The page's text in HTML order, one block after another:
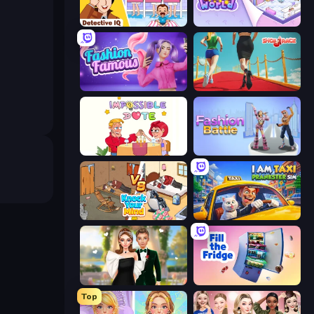
Detective IQ: Brain Games KiKi World
Fashion Famous Shoe Race
Impossible Date Fashion Battle
Knock Your Mind I Am Taxi Prankster Sim
Valentine's Day Proposal Fill The Fridge
Top